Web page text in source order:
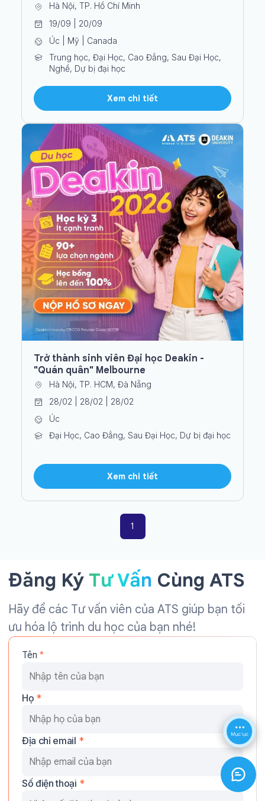
Hà Nội, TP. Hồ Chí Minh
19/09 | 20/09
Úc | Mỹ | Canada
Trung học, Đại Học, Cao Đẳng, Sau Đại Học,
Nghề, Dự bị đại học
Xem chi tiết
Trở thành sinh viên Đại học Deakin -
"Quán quân" Melbourne
Hà Nội, TP. HCM, Đà Nẵng
28/02 | 28/02 | 28/02
Úc
Đại Học, Cao Đẳng, Sau Đại Học, Dự bị đại học
Xem chi tiết
1
Đăng Ký Tư Vấn Cùng ATS
Hãy để các Tư vấn viên của ATS giúp bạn tối
ưu hóa lộ trình du học của bạn nhé!
Tên *
Họ *
Địa chỉ email *
Số điện thoại *